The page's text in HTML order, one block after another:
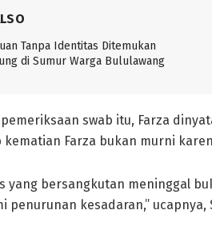
Tanpa Identitas Ditemukan
di Sumur Warga Bululawang
swab itu, Farza
kematian Farza bukan murni
yang bersangkutan meninggal
penurunan kesadaran,” ucapnya,